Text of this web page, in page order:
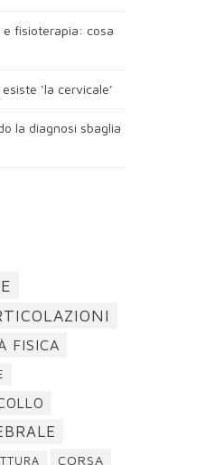
fisioterapia: cosa
‘la cervicale’
la diagnosi sbaglia
FISICA
CORSA